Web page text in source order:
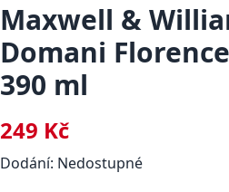
Maxwell &
Domani
390 ml
249 Kč
Dodání: Nedostupné